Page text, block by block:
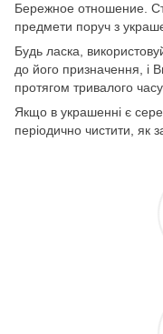
Бережное отношение.
предмети поруч з
Будь ласка,
до його призначення, і
протягом тривалого
Якщо в украшенні є
періодично чистити, як